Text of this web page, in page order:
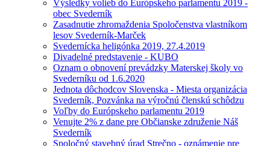
Výsledky volieb do Európskeho parlamentu 2019 -
obec Svederník
Zasadnutie zhromaždenia Spoločenstva vlastníkom
lesov Svederník-Marček
Svedernícka heligónka 2019, 27.4.2019
Divadelné predstavenie - KUBO
Oznam o obnovení prevádzky Materskej školy vo
Svederníku od 1.6.2020
Jednota dôchodcov Slovenska - Miesta organizácia
Svederník, Pozvánka na výročnú členskú schôdzu
Voľby do Európskeho parlamentu 2019
Venujte 2% z dane pre Občianske združenie Náš
Svederník
Spoločný stavebný úrad Strečno - oznámenie pre